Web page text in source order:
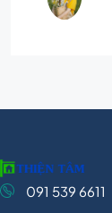
091 539 6611